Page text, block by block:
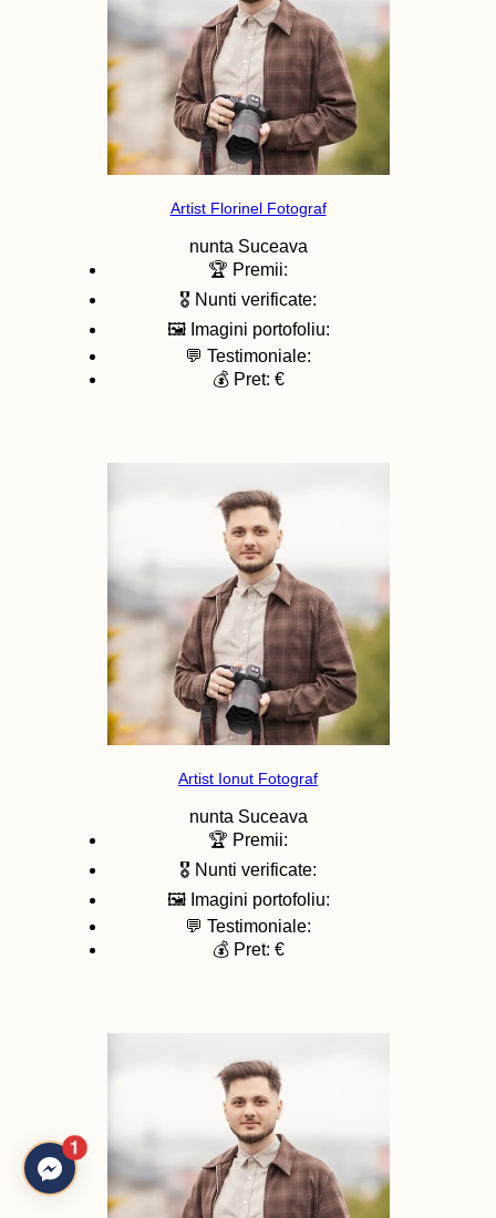
Artist Florinel Fotograf
nunta Suceava
🏆 Premii:
🎖️ Nunti verificate:
🖼️ Imagini portofoliu:
💬 Testimoniale:
💰 Pret: €
Artist Ionut Fotograf
nunta Suceava
🏆 Premii:
🎖️ Nunti verificate:
🖼️ Imagini portofoliu:
💬 Testimoniale:
💰 Pret: €